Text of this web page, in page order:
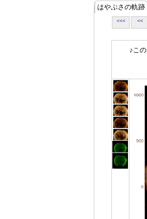
はやぶさの軌跡
<<< <<
♪この